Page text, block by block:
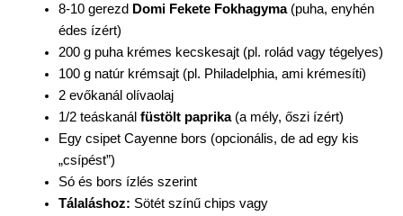
8-10 gerezd Domi Fekete Fokhagyma(puha, enyhén
édes ízért)
200 g puha krémes kecskesajt (pl. rolád vagy tégelyes)
100 g natúr krémsajt (pl. Philadelphia, ami krémesíti)
2 evőkanál olívaolaj
1/2 teáskanál füstölt paprika(a mély, őszi ízért)
Egy csipet Cayenne bors (opcionális, de ad egy kis
„csípést”)
Só és bors ízlés szerint
Tálaláshoz: Sötét színű chips vagy